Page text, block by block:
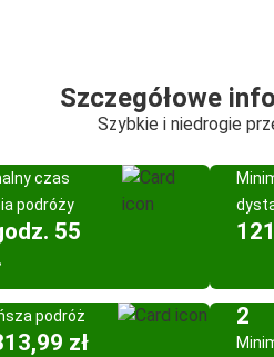
Szczegółowe
Szybkie i niedrogie
czas
podróży
55
podróż
zł
2